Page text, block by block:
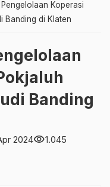
Koperasi
Banding di Klaten
Banding
2024visibility1.045